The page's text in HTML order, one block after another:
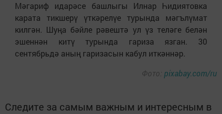
Мәгариф идарәсе башлыгы Илнар Һидиятовка
карата тикшерү үткәрелүе турында мәгълүмат
килгән. Шуңа бәйле рәвештә ул үз теләге белән
эшеннән китү турында гариза язган. 30
сентябрьдә аның гаризасын кабул иткәннәр.
Фото: pixabay.com/ru
Следите за самым важным и интересным в